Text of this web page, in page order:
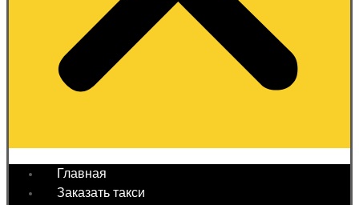
Главная
Заказать такси